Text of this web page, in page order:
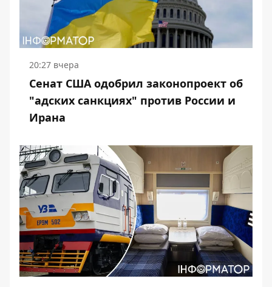
20:27 вчера
Сенат США одобрил законопроект об
"адских санкциях" против России и
Ирана